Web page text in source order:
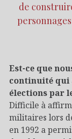
de
Est-ce que
continuité qui
élections par
Difficile à
militaires lors
en 1992 a